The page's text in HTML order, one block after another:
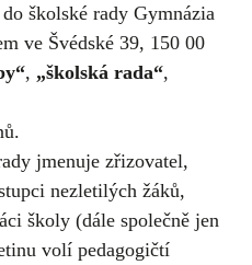
školské rady Gymnázia
ve Švédské 39, 150 00
, „školská rada“,
jmenuje zřizovatel,
nezletilých žáků,
školy (dále společně jen
volí pedagogičtí